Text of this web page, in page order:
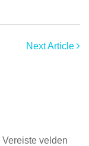
Next Article
Vereiste velden